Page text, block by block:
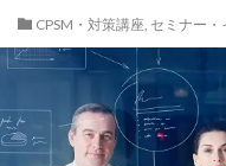
CPSM・対策講座, セミナー・